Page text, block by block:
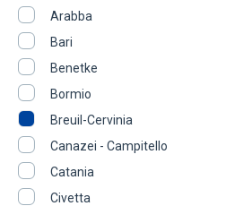
Arabba
Bari
Benetke
Bormio
Breuil-Cervinia
Canazei - Campitello
Catania
Civetta